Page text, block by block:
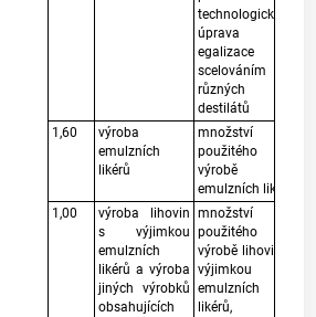
technologická
úprava
egalizace
scelováním
různých
destilátů
1,60
výroba
emulzních
likérů
množství lihu
použitého k
výrobě
emulzních likérů
1,00
výroba lihovin
s výjimkou
emulzních
likérů a výroba
jiných výrobků
obsahujících
množství lihu
použitého k
výrobě lihovin, s
výjimkou
emulzních
likérů, a